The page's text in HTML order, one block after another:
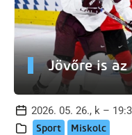
Jövőre is
2026. 05. 26., k –
Sport Miskolc